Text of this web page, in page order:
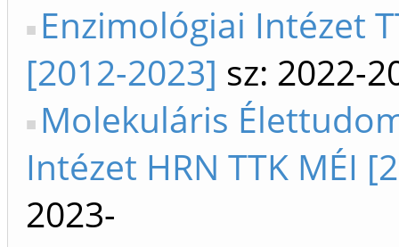
Enzimológiai Intézet
[2012-2023] sz: 2022-
Molekuláris
Intézet HRN TTK MÉI
2023-